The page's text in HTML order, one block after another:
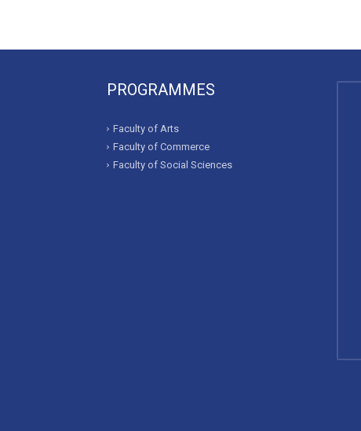
PROGRAMMES
Faculty of Arts
Faculty of Commerce
Faculty of Social Sciences